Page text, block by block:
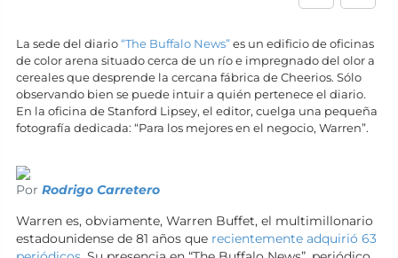
La sede del diario“The Buffalo News”es un edificio de oficinas
de color arena situado cerca de un río e impregnado del olor a
cereales que desprende la cercana fábrica de Cheerios. Sólo
observando bien se puede intuir a quién pertenece el diario.
En la oficina de Stanford Lipsey, el editor, cuelga una pequeña
fotografía dedicada: “Para los mejores en el negocio, Warren”.
Por Rodrigo Carretero
Warren es, obviamente, Warren Buffet, el multimillonario
estadounidense de 81 años que recientemente adquirió 63